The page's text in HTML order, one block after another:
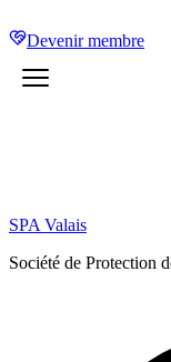
Devenir membre
SPA Valais
Société de Protection